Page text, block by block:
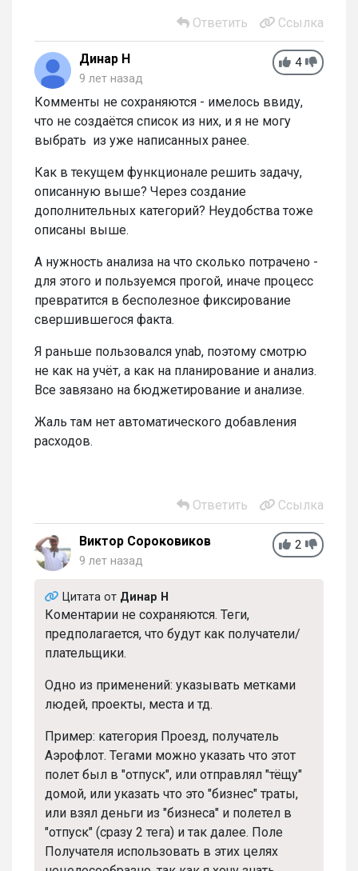
Ответить Ссылка
4
Динар Н
9 лет назад
Комменты не сохраняются - имелось ввиду,
что не создаётся список из них, и я не могу
выбрать из уже написанных ранее.
Как в текущем функционале решить задачу,
описанную выше? Через создание
дополнительных категорий? Неудобства тоже
описаны выше.
А нужность анализа на что сколько потрачено -
для этого и пользуемся прогой, иначе процесс
превратится в бесполезное фиксирование
свершившегося факта.
Я раньше пользовался ynab, поэтому смотрю
не как на учёт, а как на планирование и анализ.
Все завязано на бюджетирование и анализе.
Жаль там нет автоматического добавления
расходов.
Ответить Ссылка
2
Виктор Сороковиков
9 лет назад
Цитата от Динар Н
Коментарии не сохраняются. Теги,
предполагается, что будут как получатели/
плательщики.
Одно из применений: указывать метками
людей, проекты, места и тд.
Пример: категория Проезд, получатель
Аэрофлот. Тегами можно указать что этот
полет был в "отпуск", или отправлял "тёщу"
домой, или указать что это "бизнес" траты,
или взял деньги из "бизнеса" и полетел в
"отпуск" (сразу 2 тега) и так далее. Поле
Получателя использовать в этих целях